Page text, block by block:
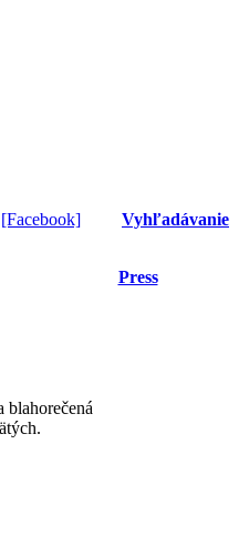
[Facebook] Vyhľadávanie
Press